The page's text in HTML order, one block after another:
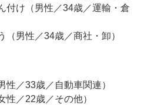
付け（男性／34歳／運輸・倉
（男性／34歳／商社・卸）
性／33歳／自動車関連）
性／22歳／その他）